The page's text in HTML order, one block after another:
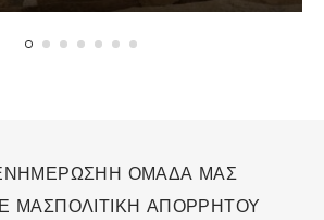
Η ΟΜΑΔΑ ΜΑΣ
ΜΑΣΠΟΛΙΤΙΚΗ ΑΠΟΡΡΗΤΟΥ